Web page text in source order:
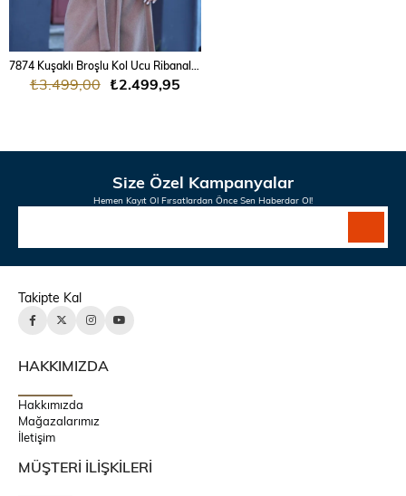
₺2.499,95
₺3.499,00
Size Özel Kampanyalar
Hemen Kayıt Ol Fırsatlardan Önce Sen Haberdar Ol!
Takipte Kal
HAKKIMIZDA
Hakkımızda
Mağazalarımız
İletişim
MÜŞTERİ İLİŞKİLERİ